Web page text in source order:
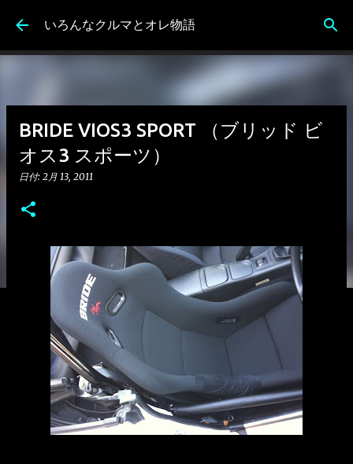
スキップしてメイン コンテンツに移動
いろんなクルマとオレ物語
BRIDE VIOS3 SPORT （ブリッド ビ
オス3 スポーツ）
日付: 2月 13, 2011